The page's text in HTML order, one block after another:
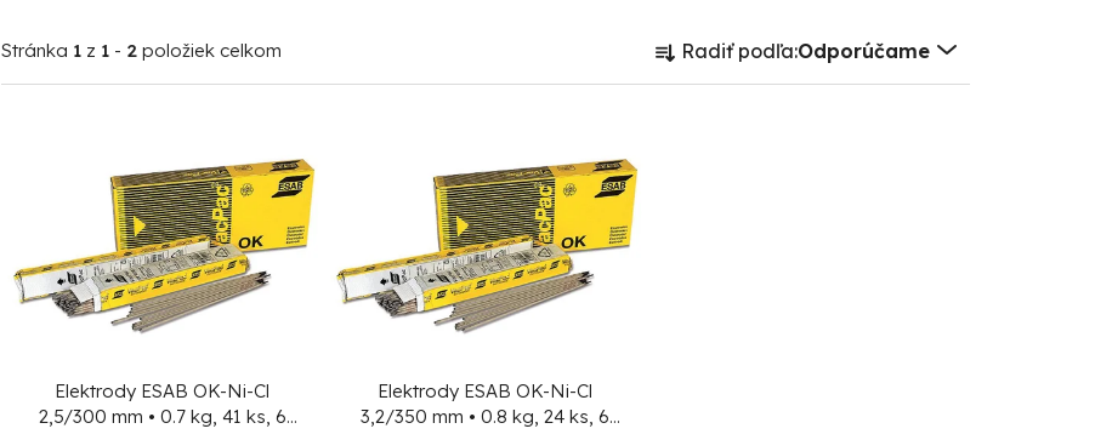
Stránka 1 z 1 - 2 položiek celkom
R
a Radiť podľa:Odporúčame
s
p
Elektrody ESAB OK-Ni-Cl
2,5/300 mm • 0.7 kg, 41 ks, 6
Elektrody ESAB OK-Ni-Cl
3,2/350 mm • 0.8 kg, 24 ks, 6